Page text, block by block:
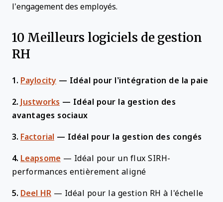
l’engagement des employés.
10 Meilleurs logiciels de gestion
RH
1. Paylocity — Idéal pour l’intégration de la paie
2. Justworks — Idéal pour la gestion des
avantages sociaux
3. Factorial — Idéal pour la gestion des congés
4. Leapsome — Idéal pour un flux SIRH-
performances entièrement aligné
5. Deel HR — Idéal pour la gestion RH à l'échelle